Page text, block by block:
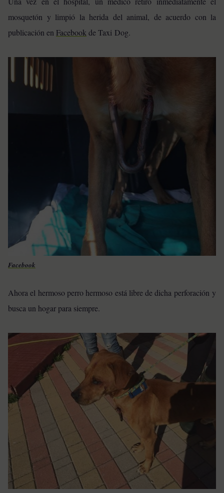
mosquetón y limpió la herida del animal, de acuerdo con la
publicación en Facebook de Taxi Dog.
Facebook
Ahora el hermoso perro hermoso está libre de dicha perforación y
busca un hogar para siempre.